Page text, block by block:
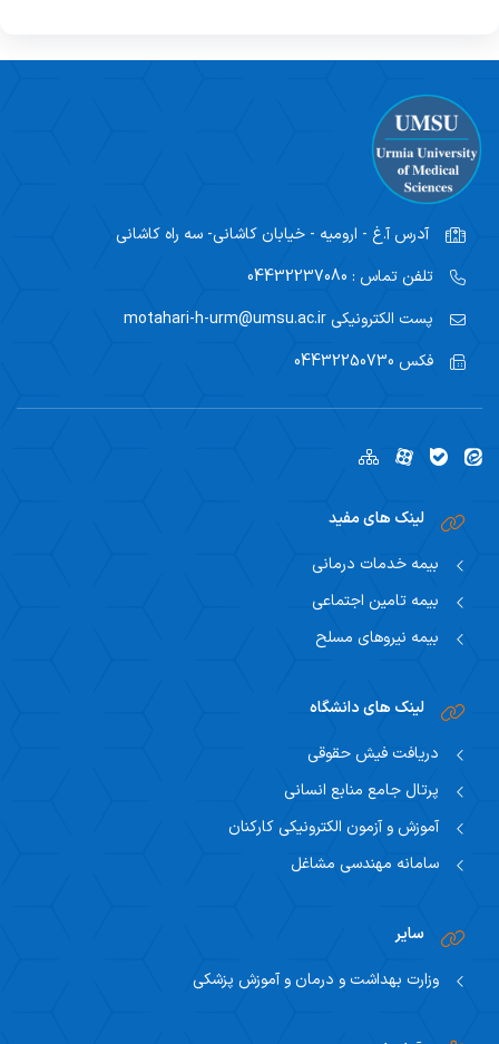
آدرسآ.غ - ارومیه - خیابان کاشانی- سه راه کاشانی
تلفن تماس : 04432237080
پست الکترونیکی
فکس
لینک های مفید
بیمه خدمات درمانی
بیمه تامین اجتماعی
بیمه نیروهای مسلح
لینک های دانشگاه
دریافت فیش حقوقی
پرتال جامع منابع انسانی
آموزش و آزمون الکترونیکی کارکنان
سامانه مهندسی مشاغل
سایر
وزارت بهداشت و درمان و آموزش پزشکی